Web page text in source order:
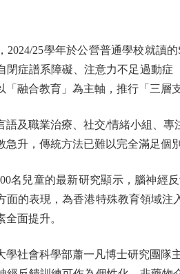
25學年於公營普通學校就讀的
閉症譜系障礙、注意力不足過動
融合教育」為主軸，推行「三層
職業治療、社交/情緒小組、專
升，傳統方法已難以完全滿足個
兒童的最新研究顯示，腦神經反
面的表現，為香港特殊教育領域
面提升。
會科學部蕭一凡博士研究團隊